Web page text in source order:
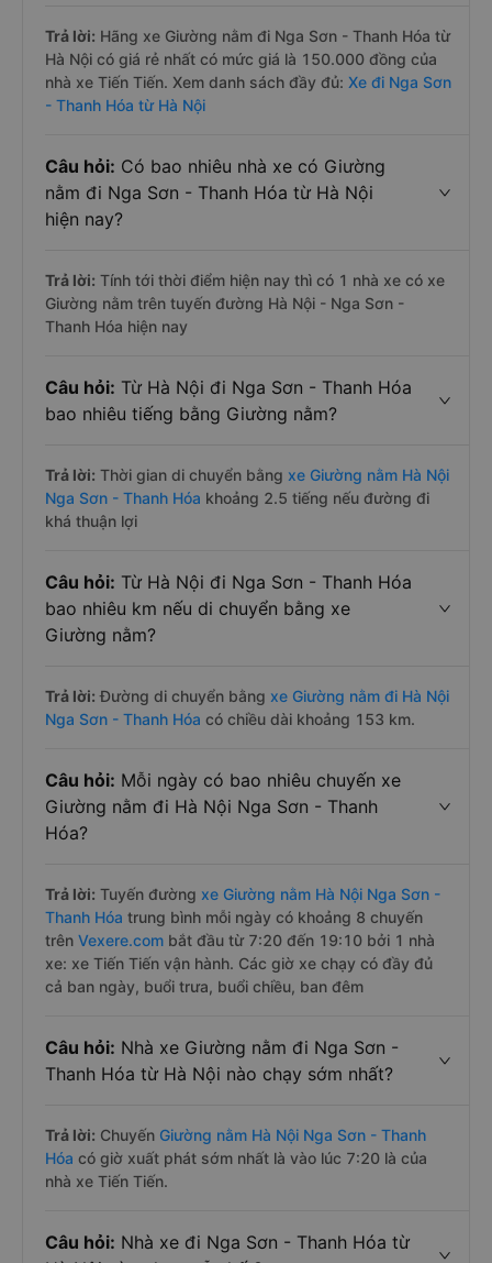
Trả lời: Hãng xe Giường nằm đi Nga Sơn - Thanh Hóa từ
Hà Nội có giá rẻ nhất có mức giá là 150.000 đồng của
nhà xe Tiến Tiến. Xem danh sách đầy đủ: Xe đi Nga Sơn
- Thanh Hóa từ Hà Nội
Câu hỏi: Có bao nhiêu nhà xe có Giường
nằm đi Nga Sơn - Thanh Hóa từ Hà Nội
hiện nay?
Trả lời: Tính tới thời điểm hiện nay thì có 1 nhà xe có xe
Giường nằm trên tuyến đường Hà Nội - Nga Sơn -
Thanh Hóa hiện nay
Câu hỏi: Từ Hà Nội đi Nga Sơn - Thanh Hóa
bao nhiêu tiếng bằng Giường nằm?
Trả lời: Thời gian di chuyển bằng xe Giường nằm Hà Nội
Nga Sơn - Thanh Hóa khoảng 2.5 tiếng nếu đường đi
khá thuận lợi
Câu hỏi: Từ Hà Nội đi Nga Sơn - Thanh Hóa
bao nhiêu km nếu di chuyển bằng xe
Giường nằm?
Trả lời: Đường di chuyển bằng xe Giường nằm đi Hà Nội
Nga Sơn - Thanh Hóa có chiều dài khoảng 153 km.
Câu hỏi: Mỗi ngày có bao nhiêu chuyến xe
Giường nằm đi Hà Nội Nga Sơn - Thanh
Hóa?
Trả lời: Tuyến đường xe Giường nằm Hà Nội Nga Sơn -
Thanh Hóa trung bình mỗi ngày có khoảng 8 chuyến
trên Vexere.com bắt đầu từ 7:20 đến 19:10 bởi 1 nhà
xe: xe Tiến Tiến vận hành. Các giờ xe chạy có đầy đủ
cả ban ngày, buổi trưa, buổi chiều, ban đêm
Câu hỏi: Nhà xe Giường nằm đi Nga Sơn -
Thanh Hóa từ Hà Nội nào chạy sớm nhất?
Trả lời: Chuyến Giường nằm Hà Nội Nga Sơn - Thanh
Hóa có giờ xuất phát sớm nhất là vào lúc 7:20 là của
nhà xe Tiến Tiến.
Câu hỏi: Nhà xe đi Nga Sơn - Thanh Hóa từ